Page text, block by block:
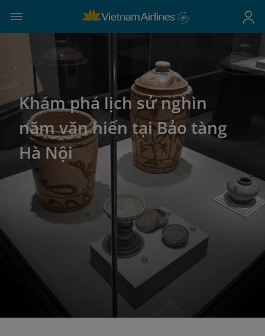
Khám phá lịch sử nghìn
năm văn hiến tại Bảo tàng
Hà Nội